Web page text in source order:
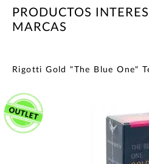
PRODUCTOS
MARCAS
Rigotti Gold "The Blue One"